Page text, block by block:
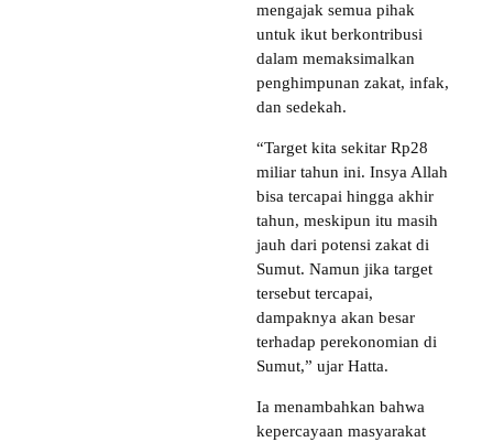
mengajak semua pihak
untuk ikut berkontribusi
dalam memaksimalkan
penghimpunan zakat, infak,
dan sedekah.
“Target kita sekitar Rp28
miliar tahun ini. Insya Allah
bisa tercapai hingga akhir
tahun, meskipun itu masih
jauh dari potensi zakat di
Sumut. Namun jika target
tersebut tercapai,
dampaknya akan besar
terhadap perekonomian di
Sumut,” ujar Hatta.
Ia menambahkan bahwa
kepercayaan masyarakat